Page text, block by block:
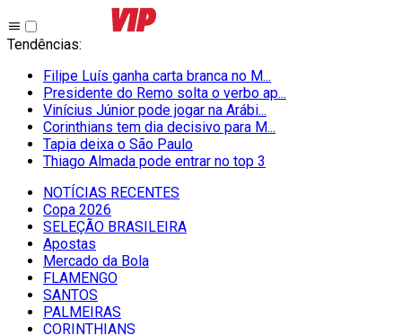
Tendências:
Filipe Luís ganha carta branca no M...
Presidente do Remo solta o verbo ap...
Vinícius Júnior pode jogar na Arábi...
Corinthians tem dia decisivo para M...
Tapia deixa o São Paulo
Thiago Almada pode entrar no top 3
NOTÍCIAS RECENTES
Copa 2026
SELEÇÃO BRASILEIRA
Apostas
Mercado da Bola
FLAMENGO
SANTOS
PALMEIRAS
CORINTHIANS